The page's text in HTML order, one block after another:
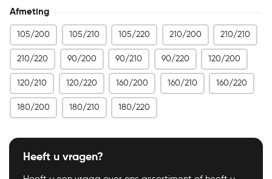
Afmeting
105/200 105/210 105/220 210/200 210/210
210/220 90/200 90/210 90/220 120/200
120/210 120/220 160/200 160/210 160/220
180/200 180/210 180/220
Heeft u vragen?